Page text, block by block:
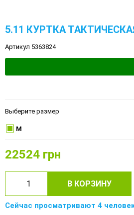
5.11 КУРТКА ТАКТИЧЕСКАЯ
Артикул 5363824
Выберите размер
M
22524 грн
В КОРЗИНУ
Сейчас просматривают 4